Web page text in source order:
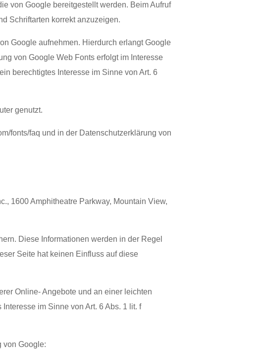
von Google bereitgestellt werden. Beim Aufruf
Schriftarten korrekt anzuzeigen.
Google aufnehmen. Hierdurch erlangt Google
von Google Web Fonts erfolgt im Interesse
berechtigtes Interesse im Sinne von Art. 6
genutzt.
fonts/faq und in der Datenschutzerklärung von
1600 Amphitheatre Parkway, Mountain View,
Diese Informationen werden in der Regel
Seite hat keinen Einfluss auf diese
Online- Angebote und an einer leichten
im Sinne von Art. 6 Abs. 1 lit. f
von Google: